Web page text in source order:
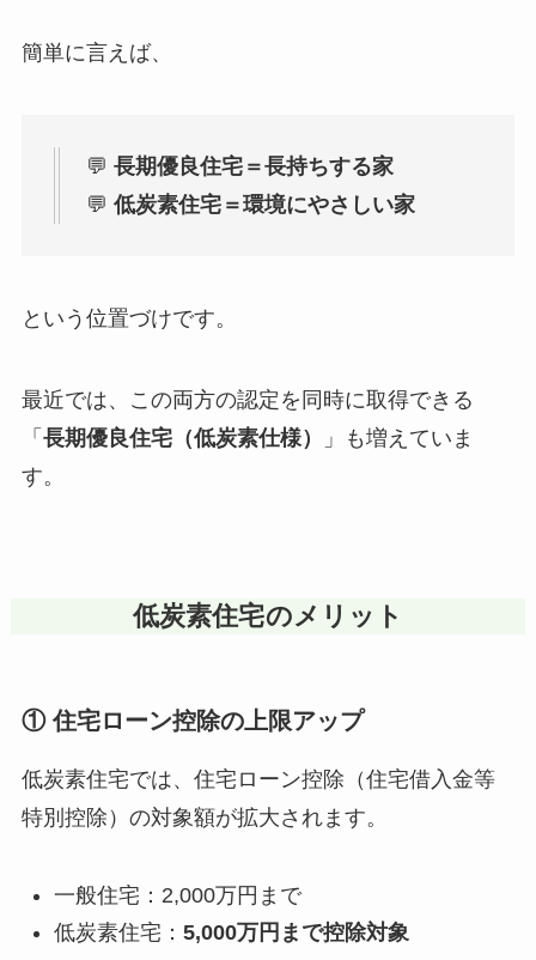
簡単に言えば、
💬 長期優良住宅＝長持ちする家
💬 低炭素住宅＝環境にやさしい家
という位置づけです。
最近では、この両方の認定を同時に取得できる
「 長期優良住宅（低炭素仕様）
」も増えていま
す。
低炭素住宅のメリット
① 住宅ローン控除の上限アップ
低炭素住宅では、住宅ローン控除（住宅借入金等
特別控除）の対象額が拡大されます。
一般住宅：2,000万円まで
低炭素住宅： 5,000万円まで控除対象